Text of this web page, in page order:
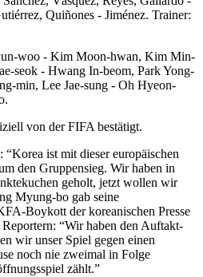
Quiñones - Jiménez. Trainer:
woo - Kim Moon-hwan, Kim Min-
seok - Hwang In-beom, Park Yong-
min, Lee Jae-sung - Oh Hyeon-
von der FIFA bestätigt.
ist mit dieser europäischen
den Gruppensieg. Wir haben in
geholt, jetzt wollen wir
Myung-bo gab seine
Boykott der koreanischen Presse
“Wir haben den Auftakt-
wir unser Spiel gegen einen
noch nie zweimal in Folge
zählt.”